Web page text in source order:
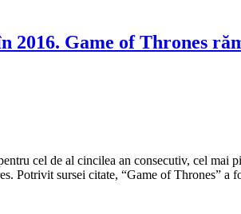
2016. Game of Thrones
cel de al cincilea an consecutiv, cel
Potrivit sursei citate, “Game of Thrones”